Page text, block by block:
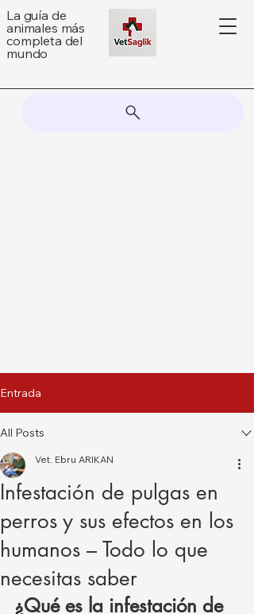
La guía de
animales más
completa del
mundo
Entrada
All Posts
Infestación de pulgas en
perros y sus efectos en los
humanos – Todo lo que
necesitas saber
Vet. Ebru ARIKAN
¿Qué es la infestación de